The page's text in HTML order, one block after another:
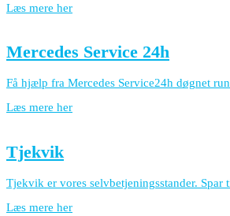
Læs mere her
Mercedes Service 24h
Få hjælp fra Mercedes Service24h døgnet
Læs mere her
Tjekvik
Tjekvik er vores selvbetjeningsstander. Spar
Læs mere her